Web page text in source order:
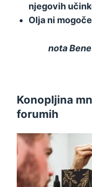
njegovih
Olja ni
nota
Konopljina
forumih